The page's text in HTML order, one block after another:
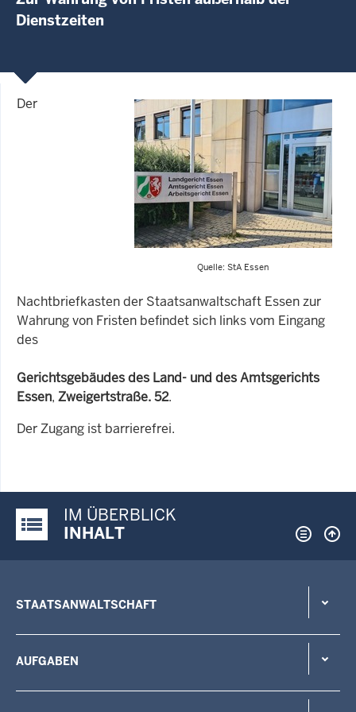
Dienstzeiten
Quelle: StA Essen
Der
Nachtbriefkasten der Staatsanwaltschaft Essen zur
Wahrung von Fristen befindet sich links vom Eingang
des
Gerichtsgebäudes des Land- und des Amtsgerichts
Essen, Zweigertstraße. 52.
Der Zugang ist barrierefrei.
Justiz-Portal im Überblick:
IM ÜBERBLICK
INHALT
STAATSANWALTSCHAFT
AUFGABEN